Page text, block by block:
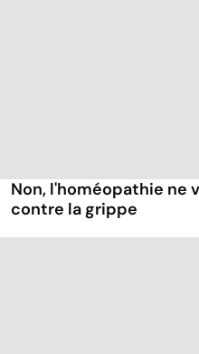
Non, l'homéopathie ne
contre la grippe